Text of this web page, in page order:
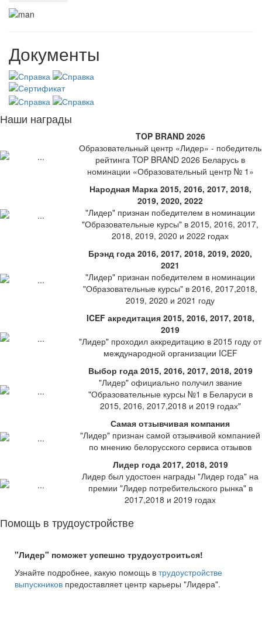
Документы
Наши награды
TOP BRAND 2026
Образовательный центр «Лидер» - победитель
рейтинга TOP BRAND 2026 Беларусь в
номинации «Образовательный центр № 1»
Народная Марка 2015, 2016, 2017, 2018,
2019, 2020, 2022
"Лидер" признан победителем в номинации
"Образовательные курсы" в 2015, 2016, 2017,
2018, 2019, 2020 и 2022 годах
Брэнд года 2016, 2017, 2018, 2019, 2020,
2021
"Лидер" признан победителем в номинации
"Образовательные курсы" в 2016, 2017,2018,
2019, 2020 и 2021 году
ICEF акредитация 2015, 2016, 2017, 2018,
2019
"Лидер" проходил аккредитацию в 2015 году от
международной организации ICEF
Выбор года 2015, 2016, 2017, 2018, 2019
"Лидер" официально получил звание
"Образовательные курсы №1 в Беларуси в
2015, 2016, 2017,2018 и 2019 годах"
Самая отзывчивая компания
"Лидер" признан самой отзывчивой компанией
по мнению белорусского сервиса отзывов
Лидер года 2017, 2018, 2019
Лидер был удостоен награды "Лидер года" на
премии "Лидер потребительского рынка" в
2017,2018 и 2019 годах
Помощь в трудоустройстве
"Лидер" поможет успешно трудоустроиться!
Узнайте подробнее, какую помощь в трудоустройстве
выпускников предоставляет центр карьеры "Лидера".